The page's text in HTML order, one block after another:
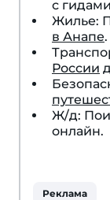
с
Жилье:
в Анапе.
России
Ж/д:
онлайн.
Реклама